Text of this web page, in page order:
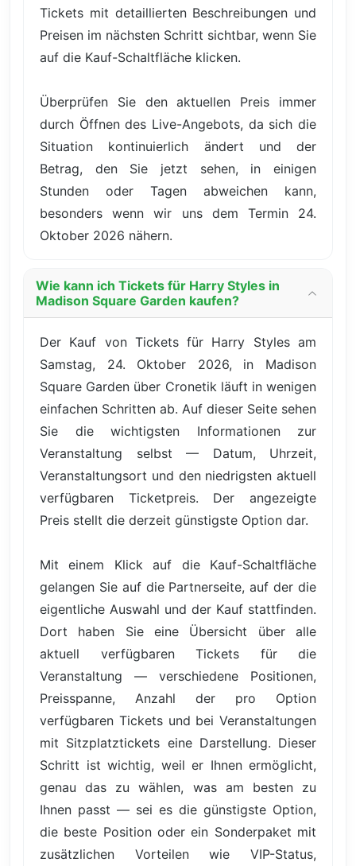
Tickets mit detaillierten Beschreibungen und
Preisen im nächsten Schritt sichtbar, wenn Sie
auf die Kauf-Schaltfläche klicken.
Überprüfen Sie den aktuellen Preis immer
durch Öffnen des Live-Angebots, da sich die
Situation kontinuierlich ändert und der
Betrag, den Sie jetzt sehen, in einigen
Stunden oder Tagen abweichen kann,
besonders wenn wir uns dem Termin 24.
Oktober 2026 nähern.
Wie kann ich Tickets für Harry Styles in
Madison Square Garden kaufen?
Der Kauf von Tickets für Harry Styles am
Samstag, 24. Oktober 2026, in Madison
Square Garden über Cronetik läuft in wenigen
einfachen Schritten ab. Auf dieser Seite sehen
Sie die wichtigsten Informationen zur
Veranstaltung selbst — Datum, Uhrzeit,
Veranstaltungsort und den niedrigsten aktuell
verfügbaren Ticketpreis. Der angezeigte
Preis stellt die derzeit günstigste Option dar.
Mit einem Klick auf die Kauf-Schaltfläche
gelangen Sie auf die Partnerseite, auf der die
eigentliche Auswahl und der Kauf stattfinden.
Dort haben Sie eine Übersicht über alle
aktuell verfügbaren Tickets für die
Veranstaltung — verschiedene Positionen,
Preisspanne, Anzahl der pro Option
verfügbaren Tickets und bei Veranstaltungen
mit Sitzplatztickets eine Darstellung. Dieser
Schritt ist wichtig, weil er Ihnen ermöglicht,
genau das zu wählen, was am besten zu
Ihnen passt — sei es die günstigste Option,
die beste Position oder ein Sonderpaket mit
zusätzlichen Vorteilen wie VIP-Status,